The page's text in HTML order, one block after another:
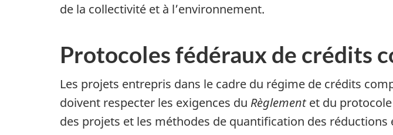
de la collectivité et à l’environnement.
Protocoles fédéraux de crédits
Les projets entrepris dans le cadre du régime de crédits
doivent respecter les exigences du Règlementet du
des projets et les méthodes de quantification des réductions